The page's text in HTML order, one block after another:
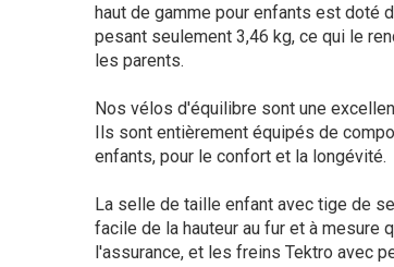
haut de gamme pour enfants est doté
pesant seulement 3,46 kg, ce qui le
les parents.
Nos vélos d'équilibre sont une
Ils sont entièrement équipés de
enfants, pour le confort et la longévité.
La selle de taille enfant avec tige de
facile de la hauteur au fur et à mesure
l'assurance, et les freins Tektro avec